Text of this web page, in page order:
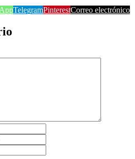
TelegramPinterestCorreo electrónico